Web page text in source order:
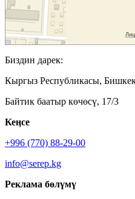
Биздин дарек:
Кыргыз Республикасы,
Байтик баатыр көчөсү, 17/3
Кеӊсе
+996 (770) 88-29-00
info@serep.kg
Реклама бөлүмү